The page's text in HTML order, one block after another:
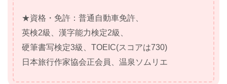
★資格・免許：普通自動車免許、
英検2級、漢字能力検定2級、
硬筆書写検定3級、TOEIC(スコアは730)
日本旅行作家協会正会員、温泉ソムリエ